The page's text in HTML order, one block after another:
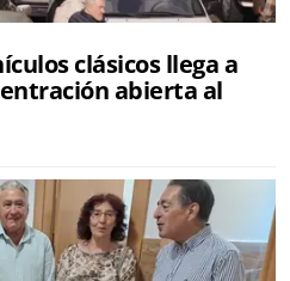
clásicos llega a
abierta al